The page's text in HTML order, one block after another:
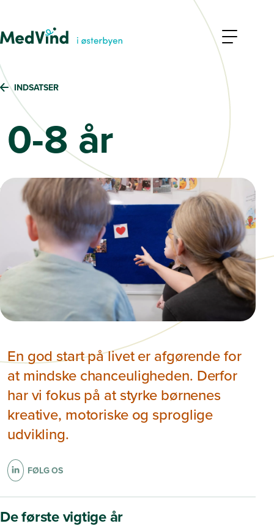
INDSATSER
0-8 år
En god start på livet er afgørende for
at mindske chanceuligheden. Derfor
har vi fokus på at styrke børnenes
kreative, motoriske og sproglige
udvikling.
FØLG OS
De første vigtige år